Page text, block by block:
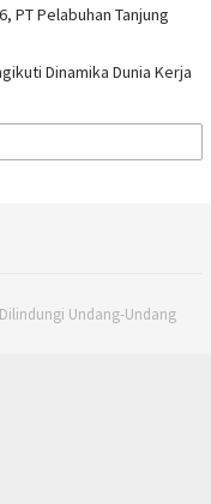
PT Pelabuhan Tanjung
Dinamika Dunia Kerja
Dilindungi Undang-Undang